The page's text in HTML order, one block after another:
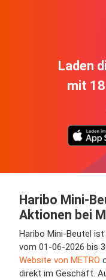
Laden
mit
Haribo Mini-
Aktionen bei
Haribo Mini-Beutel
vom 01-06-2026 bis
Website von METRO
direkt im Geschäft.